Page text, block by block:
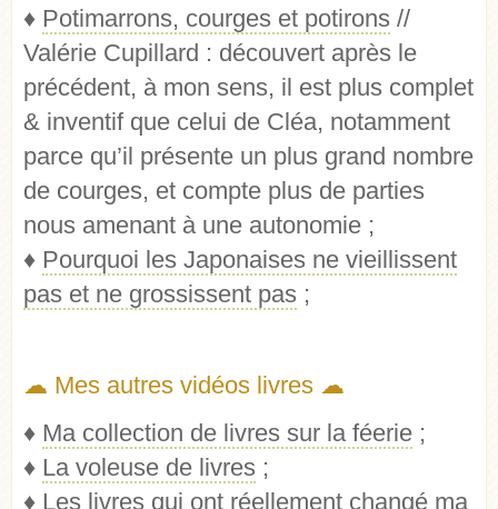
♦ Potimarrons, courges et potirons //
Valérie Cupillard : découvert après le
précédent, à mon sens, il est plus complet
& inventif que celui de Cléa, notamment
parce qu’il présente un plus grand nombre
de courges, et compte plus de parties
nous amenant à une autonomie ;
♦ Pourquoi les Japonaises ne vieillissent
pas et ne grossissent pas ;
☁ Mes autres vidéos livres ☁
♦ Ma collection de livres sur la féerie ;
♦ La voleuse de livres ;
♦ Les livres qui ont réellement changé ma